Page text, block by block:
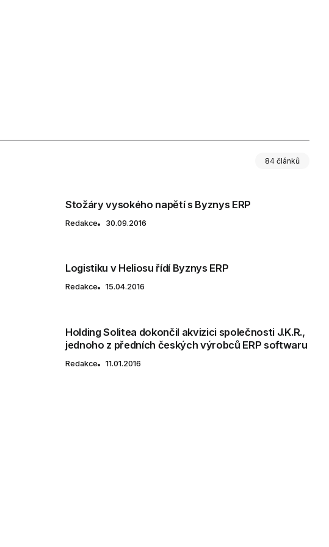
84 článků
Stožáry vysokého napětí s Byznys ERP
Redakce 30.09.2016
Logistiku v Heliosu řídí Byznys ERP
Redakce 15.04.2016
Holding Solitea dokončil akvizici společnosti J.K.R.,
jednoho z předních českých výrobců ERP softwaru
Redakce 11.01.2016